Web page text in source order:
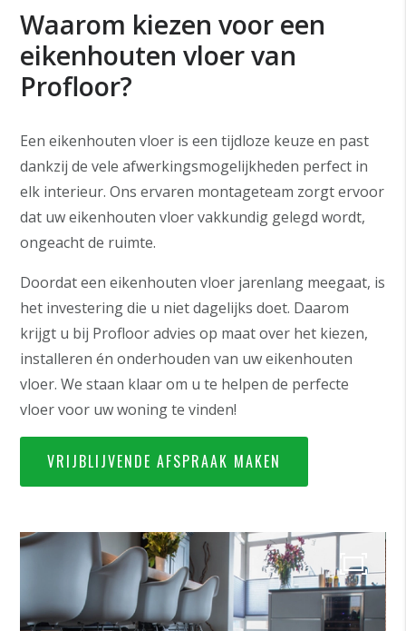
Waarom kiezen voor een
eikenhouten vloer van
Profloor?
Een eikenhouten vloer is een tijdloze keuze en past
dankzij de vele afwerkingsmogelijkheden perfect in
elk interieur. Ons ervaren montageteam zorgt ervoor
dat uw eikenhouten vloer vakkundig gelegd wordt,
ongeacht de ruimte.
Doordat een eikenhouten vloer jarenlang meegaat, is
het investering die u niet dagelijks doet. Daarom
krijgt u bij Profloor advies op maat over het kiezen,
installeren én onderhouden van uw eikenhouten
vloer. We staan klaar om u te helpen de perfecte
vloer voor uw woning te vinden!
VRIJBLIJVENDE AFSPRAAK MAKEN